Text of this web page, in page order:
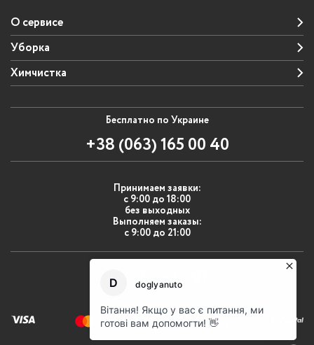
команда гарантирует безупречный результат и делает
окна и балконы настоящими источниками света и свежего
воздуха в вашем доме.
Пригласите нас в ваш дом, и вы увидите, как мы
преобразуем пространство и создаем идеальную
атмосферу для вашей жизни. Ваше удовлетворение — наш
О сервисе
Уборка
Химчистка
Принимаем заявки:
с 9:00 до 18:00
без выходных
Выполняем заказы:
с 9:00 до 21:00
Бесплатно по Украине
+38 (063) 165 00 40